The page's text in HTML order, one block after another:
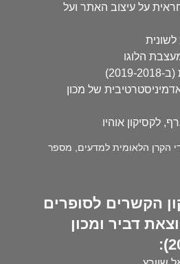
על עיצוב האתר ועל
לשונית
מעצבת הלוגו
של מכון
לקסיקון אוהיו
הקרן הלאומית למדעים, מספר
הקשרים לסופרים
דביר ומכון